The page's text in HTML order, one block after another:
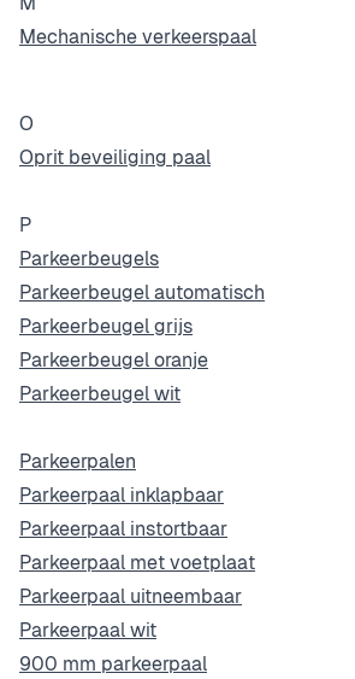
Mechanische verkeerspaal
O
Oprit beveiliging paal
P
Parkeerbeugels
Parkeerbeugel automatisch
Parkeerbeugel grijs
Parkeerbeugel oranje
Parkeerbeugel wit
Parkeerpalen
Parkeerpaal inklapbaar
Parkeerpaal instortbaar
Parkeerpaal met voetplaat
Parkeerpaal uitneembaar
Parkeerpaal wit
900 mm parkeerpaal